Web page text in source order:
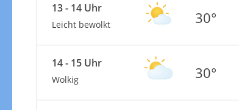
13 - 14 Uhr
Leicht bewölkt 30°
14 - 15 Uhr
Wolkig 30°